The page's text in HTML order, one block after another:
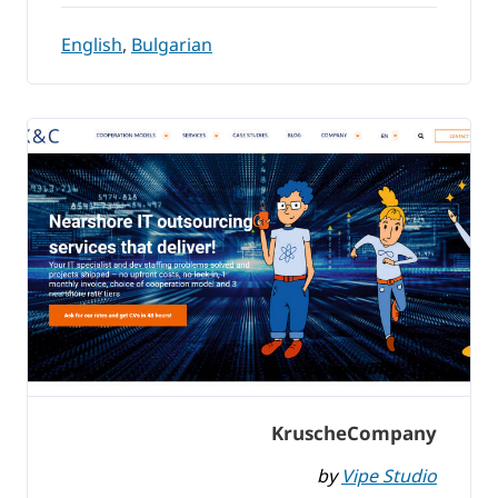
English,Bulgarian
KruscheCompany
byVipe Studio